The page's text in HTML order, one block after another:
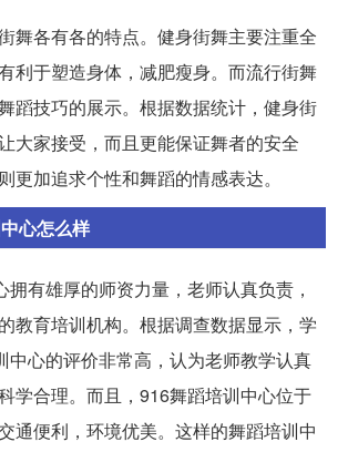
舞各有各的特点。健身街舞主要注重全
利于塑造身体，减肥瘦身。而流行街舞
蹈技巧的展示。根据数据统计，健身街
大家接受，而且更能保证舞者的安全
更加追求个性和舞蹈的情感表达。
心怎么样
有雄厚的师资力量，老师认真负责，
教育培训机构。根据调查数据显示，学
中心的评价非常高，认为老师教学认真
学合理。而且，916舞蹈培训中心位于
通便利，环境优美。这样的舞蹈培训中